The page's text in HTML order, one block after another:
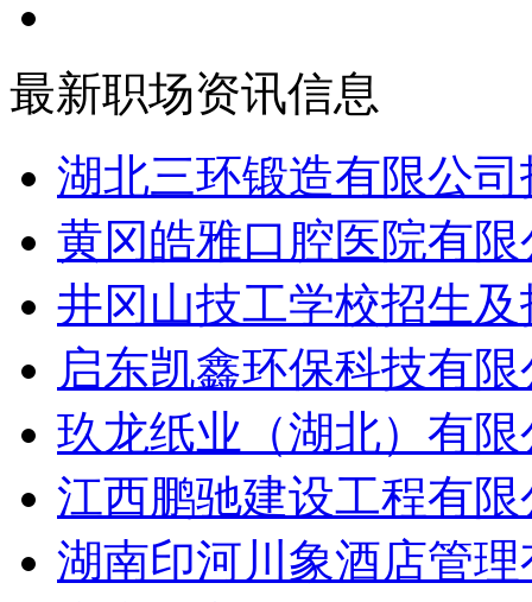
最新职场资讯信息
湖北三环锻造有限公
黄冈皓雅口腔医院有
井冈山技工学校招生
启东凯鑫环保科技有
玖龙纸业（湖北）有
江西鹏驰建设工程有
湖南印河川象酒店管